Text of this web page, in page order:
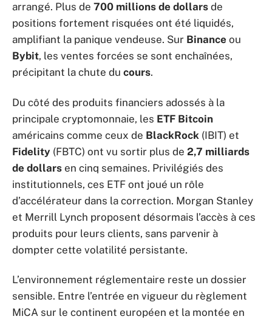
arrangé. Plus de 700 millions de dollars de
positions fortement risquées ont été liquidés,
amplifiant la panique vendeuse. Sur Binance ou
Bybit, les ventes forcées se sont enchaînées,
précipitant la chute du cours.
Du côté des produits financiers adossés à la
principale cryptomonnaie, les ETF Bitcoin
américains comme ceux de BlackRock (IBIT) et
Fidelity (FBTC) ont vu sortir plus de 2,7 milliards
de dollars en cinq semaines. Privilégiés des
institutionnels, ces ETF ont joué un rôle
d’accélérateur dans la correction. Morgan Stanley
et Merrill Lynch proposent désormais l’accès à ces
produits pour leurs clients, sans parvenir à
dompter cette volatilité persistante.
L’environnement réglementaire reste un dossier
sensible. Entre l’entrée en vigueur du règlement
MiCA sur le continent européen et la montée en